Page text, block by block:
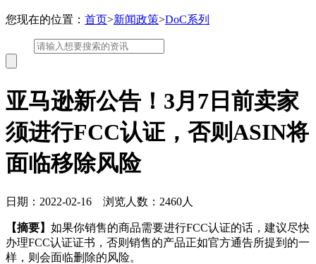
您现在的位置： 首页>新闻政策>DoC系列
亚马逊新公告！3月7日前卖家
须进行FCC认证，否则ASIN将
面临移除风险
日期：2022-02-16 浏览人数：2460人
【摘要】 如果你销售的商品需要进行FCC认证的话，建议尽快
办理FCC认证证书，否则销售的产品正如官方通告所提到的一
样，则会面临删除的风险。